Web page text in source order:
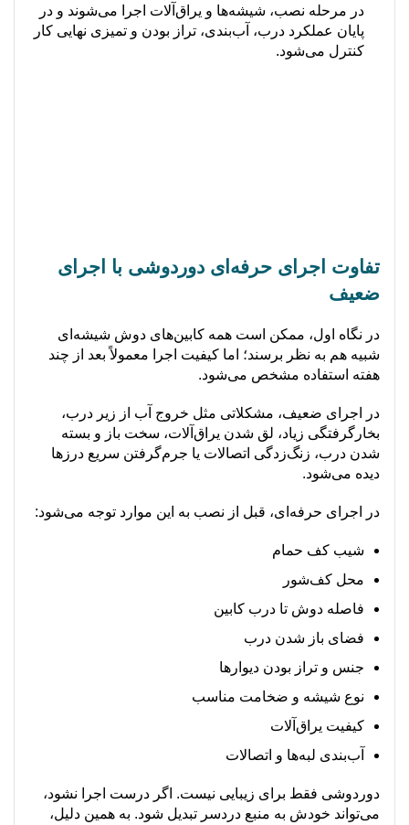
در مرحله نصب، شیشه‌ها و یراق‌آلات اجرا می‌شوند و در
پایان عملکرد درب، آب‌بندی، تراز بودن و تمیزی نهایی کار
کنترل می‌شود.
تفاوت اجرای حرفه‌ای دوردوشی با اجرای
ضعیف
در نگاه اول، ممکن است همه کابین‌های دوش شیشه‌ای
شبیه هم به نظر برسند؛ اما کیفیت اجرا معمولاً بعد از چند
هفته استفاده مشخص می‌شود.
در اجرای ضعیف، مشکلاتی مثل خروج آب از زیر درب،
بخارگرفتگی زیاد، لق شدن یراق‌آلات، سخت باز و بسته
شدن درب، زنگ‌زدگی اتصالات یا جرم‌گرفتن سریع درزها
دیده می‌شود.
در اجرای حرفه‌ای، قبل از نصب به این موارد توجه می‌شود:
شیب کف حمام
محل کف‌شور
فاصله دوش تا درب کابین
فضای باز شدن درب
جنس و تراز بودن دیوارها
نوع شیشه و ضخامت مناسب
کیفیت یراق‌آلات
آب‌بندی لبه‌ها و اتصالات
دوردوشی فقط برای زیبایی نیست. اگر درست اجرا نشود،
می‌تواند خودش به منبع دردسر تبدیل شود. به همین دلیل،